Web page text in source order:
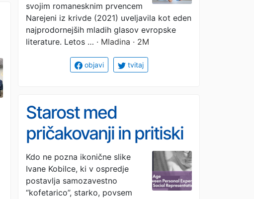
svojim romanesknim prvencem
Narejeni iz krivde (2021) uveljavila kot eden
najprodornejših mladih glasov evropske
literature. Letos … · Mladina · 2M
objavi tvitaj
Starost med
pričakovanji in pritiski
družbe
Kdo ne pozna ikonične slike
Ivane Kobilce, ki v ospredje
postavlja samozavestno
“kofetarico”, starko, povsem